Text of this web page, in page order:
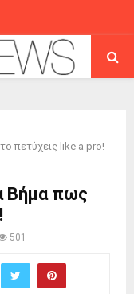
πετύχεις like a pro!
Βήμα πως
501